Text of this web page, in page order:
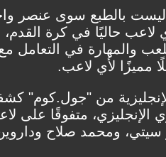
بالطبع سوى عنصر
لاعب حاليًا في كرة القدم،
والمهارة في التعامل
مميزًا لأي لاعب.
من "جول.كوم"
الإنجليزي، متفوقًا على
ومحمد صلاح وداروين